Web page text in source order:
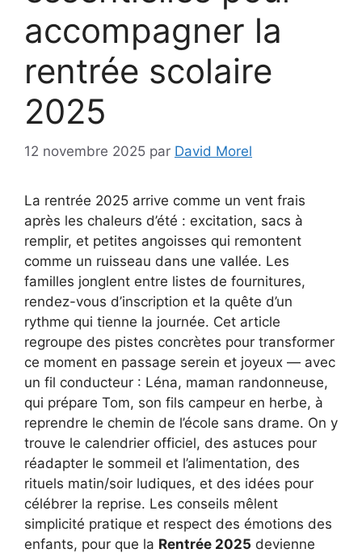
accompagner la
rentrée scolaire
2025
12 novembre 2025 par David Morel
La rentrée 2025 arrive comme un vent frais
après les chaleurs d’été : excitation, sacs à
remplir, et petites angoisses qui remontent
comme un ruisseau dans une vallée. Les
familles jonglent entre listes de fournitures,
rendez-vous d’inscription et la quête d’un
rythme qui tienne la journée. Cet article
regroupe des pistes concrètes pour transformer
ce moment en passage serein et joyeux — avec
un fil conducteur : Léna, maman randonneuse,
qui prépare Tom, son fils campeur en herbe, à
reprendre le chemin de l’école sans drame. On y
trouve le calendrier officiel, des astuces pour
réadapter le sommeil et l’alimentation, des
rituels matin/soir ludiques, et des idées pour
célébrer la reprise. Les conseils mêlent
simplicité pratique et respect des émotions des
enfants, pour que la Rentrée 2025 devienne